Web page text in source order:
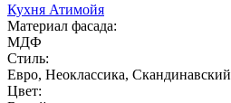
Кухня Атимойя
Материал фасада:
МДФ
Стиль:
Евро, Неоклассика, Скандинавский
Цвет: